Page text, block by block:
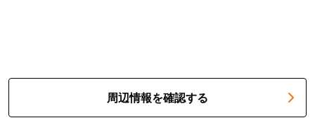
周辺情報を確認する